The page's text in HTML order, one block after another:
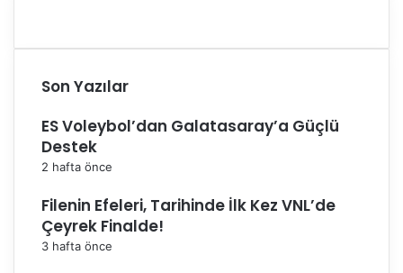
Son Yazılar
ES Voleybol’dan Galatasaray’a Güçlü
Destek
2 hafta önce
Filenin Efeleri, Tarihinde İlk Kez VNL’de
Çeyrek Finalde!
3 hafta önce